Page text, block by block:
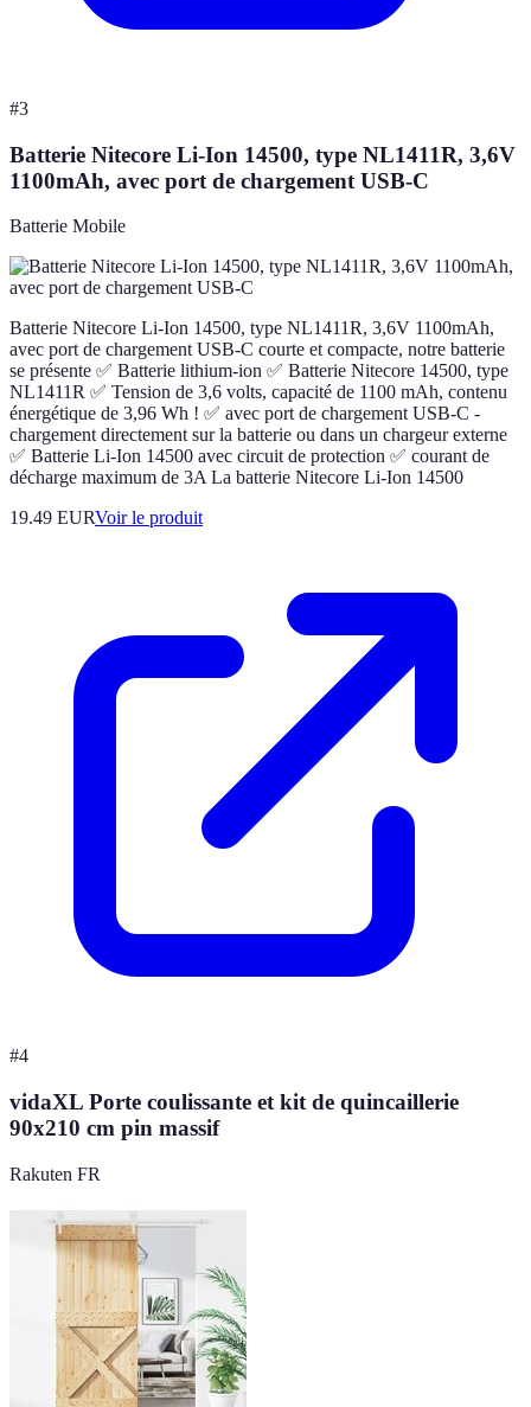
#3
Batterie Nitecore Li-Ion 14500, type NL1411R, 3,6V
1100mAh, avec port de chargement USB-C
Batterie Mobile
Batterie Nitecore Li-Ion 14500, type NL1411R, 3,6V 1100mAh,
avec port de chargement USB-C courte et compacte, notre batterie
se présente ✅ Batterie lithium-ion ✅ Batterie Nitecore 14500, type
NL1411R ✅ Tension de 3,6 volts, capacité de 1100 mAh, contenu
énergétique de 3,96 Wh ! ✅ avec port de chargement USB-C -
chargement directement sur la batterie ou dans un chargeur externe
✅ Batterie Li-Ion 14500 avec circuit de protection ✅ courant de
décharge maximum de 3A La batterie Nitecore Li-Ion 14500
19.49 EURVoir le produit
#4
vidaXL Porte coulissante et kit de quincaillerie
90x210 cm pin massif
Rakuten FR